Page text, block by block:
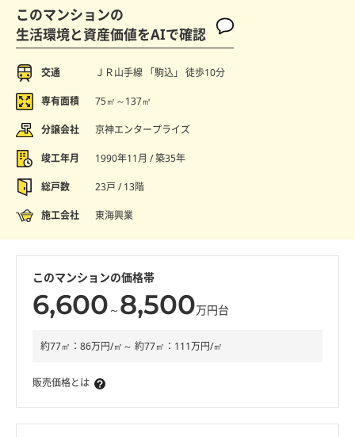
このマンションの
生活環境と資産価値をAIで確認
交通 ＪＲ山手線 「駒込」 徒歩10分
専有面積 75㎡～137㎡
分譲会社 京神エンタープライズ
竣工年月 1990年11月 / 築35年
総戸数 23戸 / 13階
施工会社 東海興業
このマンションの価格帯
6,600 ～ 8,500万円台
約77㎡：86万円/㎡～ 約77㎡：111万円/㎡
販売価格とは